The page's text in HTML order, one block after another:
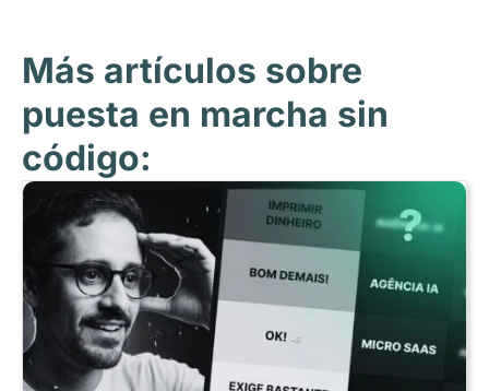
Más artículos sobre
puesta en marcha sin
código: